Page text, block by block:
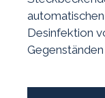
Desinfektion
Gegenständen